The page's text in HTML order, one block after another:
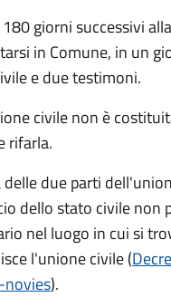
giorni successivi
in Comune, in un
e due testimoni.
civile non è
rifarla.
delle due parti
dello stato civile non
nel luogo in cui si
l'unione civile (
).